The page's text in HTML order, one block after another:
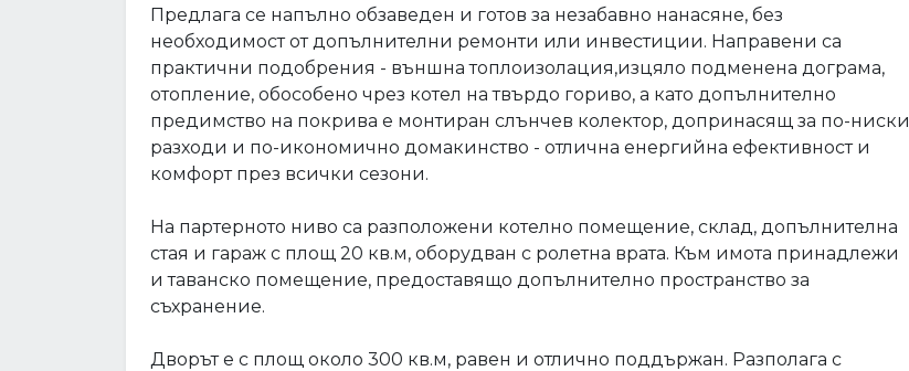
Предлага се напълно обзаведен и готов за незабавно нанасяне, без
необходимост от допълнителни ремонти или инвестиции. Направени са
практични подобрения - външна топлоизолация,изцяло подменена дограма,
отопление, обособено чрез котел на твърдо гориво, а като допълнително
предимство на покрива е монтиран слънчев колектор, допринасящ за по-ниски
разходи и по-икономично домакинство - отлична енергийна ефективност и
комфорт през всички сезони.
На партерното ниво са разположени котелно помещение, склад, допълнителна
стая и гараж с площ 20 кв.м, оборудван с ролетна врата. Към имота принадлежи
и таванско помещение, предоставящо допълнително пространство за
съхранение.
Дворът е с площ около 300 кв.м, равен и отлично поддържан. Разполага с